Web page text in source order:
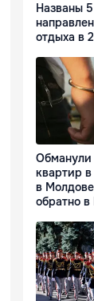
Названы
отдыха в
Обманули
квартир
в
обратно